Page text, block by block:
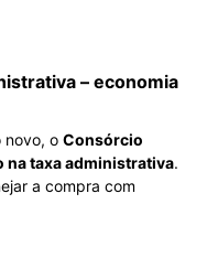
– economia
novo, o Consórcio
na taxa administrativa.
a compra com